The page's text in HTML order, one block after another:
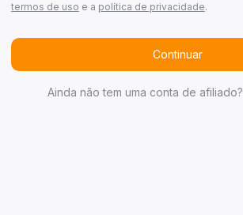
termos de uso e a política de privacidade.
Continuar
Ainda não tem uma conta de afiliado?